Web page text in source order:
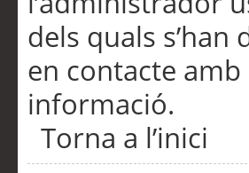
dels quals
en contacte
informació.
Torna a l’inici